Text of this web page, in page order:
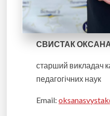
СВИСТАК
старший викладач
педагогічних наук
Email: